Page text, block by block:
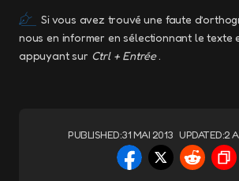
Si vous avez trouvé une faute
nous en informer en sélectionnant le texte
appuyant sur Ctrl + Entrée.
PUBLISHED:31 MAI 2013 UPDATED:2